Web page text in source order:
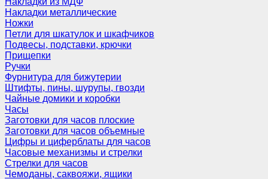
Накладки металлические
Ножки
Петли для шкатулок и шкафчиков
Подвесы, подставки, крючки
Прищепки
Ручки
Фурнитура для бижутерии
Штифты, пины, шурупы, гвозди
Чайные домики и коробки
Часы
Заготовки для часов плоские
Заготовки для часов объемные
Цифры и циферблаты для часов
Часовые механизмы и стрелки
Стрелки для часов
Чемоданы, саквояжи, ящики